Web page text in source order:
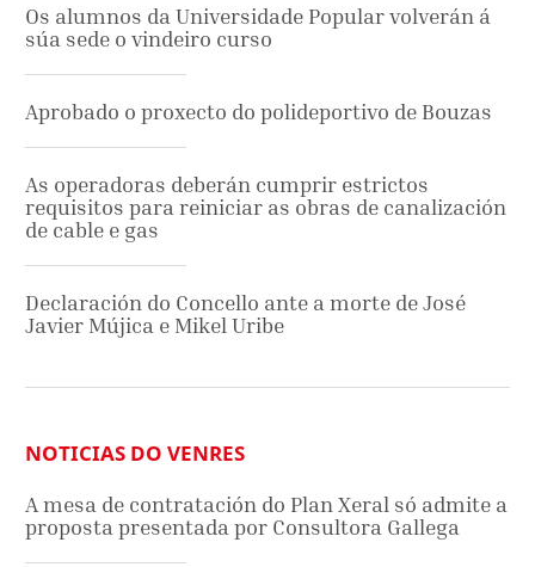
Os alumnos da Universidade Popular volverán á
súa sede o vindeiro curso
Aprobado o proxecto do polideportivo de Bouzas
As operadoras deberán cumprir estrictos
requisitos para reiniciar as obras de canalización
de cable e gas
Declaración do Concello ante a morte de José
Javier Mújica e Mikel Uribe
NOTICIAS DO VENRES
A mesa de contratación do Plan Xeral só admite a
proposta presentada por Consultora Gallega